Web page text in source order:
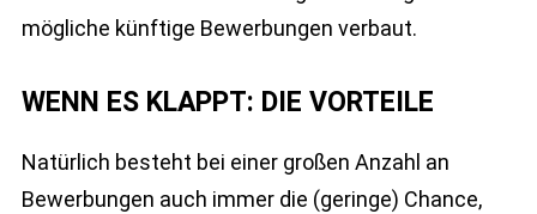
mögliche künftige Bewerbungen verbaut.
WENN ES KLAPPT: DIE VORTEILE
Natürlich besteht bei einer großen Anzahl an
Bewerbungen auch immer die (geringe) Chance,